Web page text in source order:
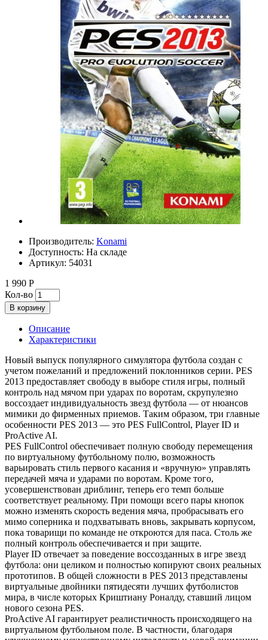
Производитель: Konami
Доступность: На складе
Артикул: 54031
1 990 Р
Кол-во
В корзину
Описание
Характеристики
Новый выпуск популярного симулятора футбола создан с
учетом пожеланий и предложений поклонников серии. PES
2013 предоставляет свободу в выборе стиля игры, полный
контроль над мячом при ударах по воротам, скрупулезно
воссоздает индивидуальность звезд футбола — от нюансов
мимики до фирменных приемов. Таким образом, три главные
особенности PES 2013 — это PES FullControl, Player ID и
ProActive AI.
PES FullControl обеспечивает полную свободу перемещения
по виртуальному футбольному полю, возможность
варьировать стиль первого касания и «вручную» управлять
передачей мяча и ударами по воротам. Кроме того,
усовершенствован дриблинг, теперь его темп больше
соответствует реальному. При помощи всего пары кнопок
можно изменять скорость ведения мяча, пробрасывать его
мимо соперника и подхватывать вновь, закрывать корпусом,
пока товарищи по команде не откроются для паса. Столь же
полный контроль обеспечивается и при защите.
Player ID отвечает за поведение воссозданных в игре звезд
футбола: они целиком и полностью копируют своих реальных
прототипов. В общей сложности в PES 2013 представлены
виртуальные двойники пятидесяти лучших футболистов
мира, в числе которых Криштиану Роналду, ставший лицом
нового сезона PES.
ProActive AI гарантирует реалистичность происходящего на
виртуальном футбольном поле. В частности, благодаря